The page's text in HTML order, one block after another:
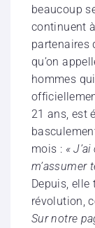
beaucoup
continuent
partenaires
qu’on
hommes
21 ans, est
mois : «
m’assumer
Depuis,
révolution,
Sur notre